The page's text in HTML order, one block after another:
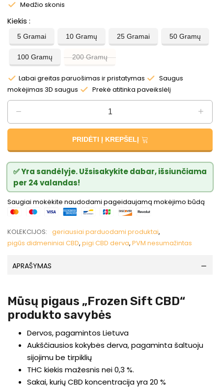
Medžio skonis
Kiekis
5 Gramai 10 Gramų 25 Gramai 50 Gramų
100 Gramų 200 Gramų
Labai greitas paruošimas ir pristatymas
Saugus
mokėjimas 3D saugus
Prekė atitinka paveikslėlį
PRIDĖTI Į KREPŠELĮ
✅ Yra sandėlyje. Užsisakykite dabar, išsiunčiama
per 24 valandas!
Saugiai mokėkite naudodami pageidaujamą mokėjimo būdą
KOLEKCIJOS: geriausiai parduodami produktai,
pigūs didmeniniai CBD, pigi CBD derva, PVM nesumažintas
APRAŠYMAS
Mūsų pigaus „Frozen Sift CBD“
produkto savybės
Dervos, pagamintos Lietuva
Aukščiausios kokybės derva, pagaminta šaltuoju
sijojimu be tirpiklių
THC kiekis mažesnis nei 0,3 %.
Sakai, kurių CBD koncentracija yra 20 %